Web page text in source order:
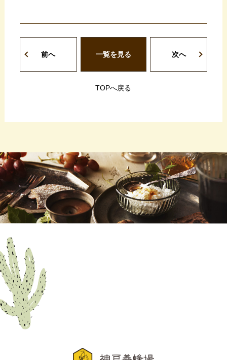
前へ 一覧を見る 次へ
TOPへ戻る